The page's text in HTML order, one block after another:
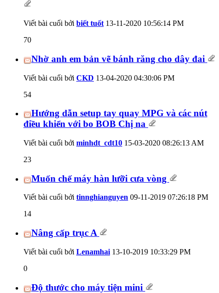
Viết bài cuối bởi biết tuốt 13-11-2020 10:56:14 PM
70
Nhờ anh em bản vẽ bánh răng cho dây đai
Viết bài cuối bởi CKD 13-04-2020 04:30:06 PM
54
Hướng dẫn setup tay quay MPG và các nút
điều khiển với bo BOB Chị na
Viết bài cuối bởi minhdt_cdt10 15-03-2020 08:26:13 AM
23
Muốn chế máy hàn lưỡi cưa vòng
Viết bài cuối bởi tinnghianguyen 09-11-2019 07:26:18 PM
14
Nâng cấp trục A
Viết bài cuối bởi Lenamhai 13-10-2019 10:33:29 PM
0
Độ thước cho máy tiện mini